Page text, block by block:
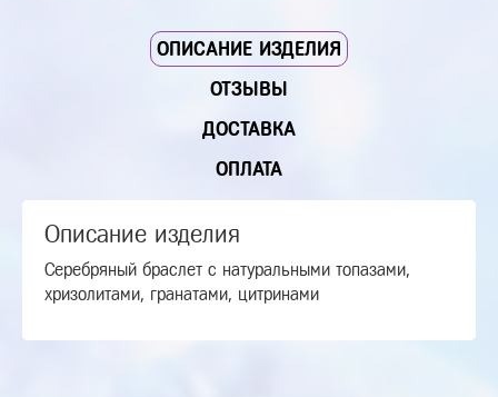
ОПИСАНИЕ ИЗДЕЛИЯ
ОТЗЫВЫ
ДОСТАВКА
ОПЛАТА
Описание изделия
Серебряный браслет с натуральными топазами,
хризолитами, гранатами, цитринами